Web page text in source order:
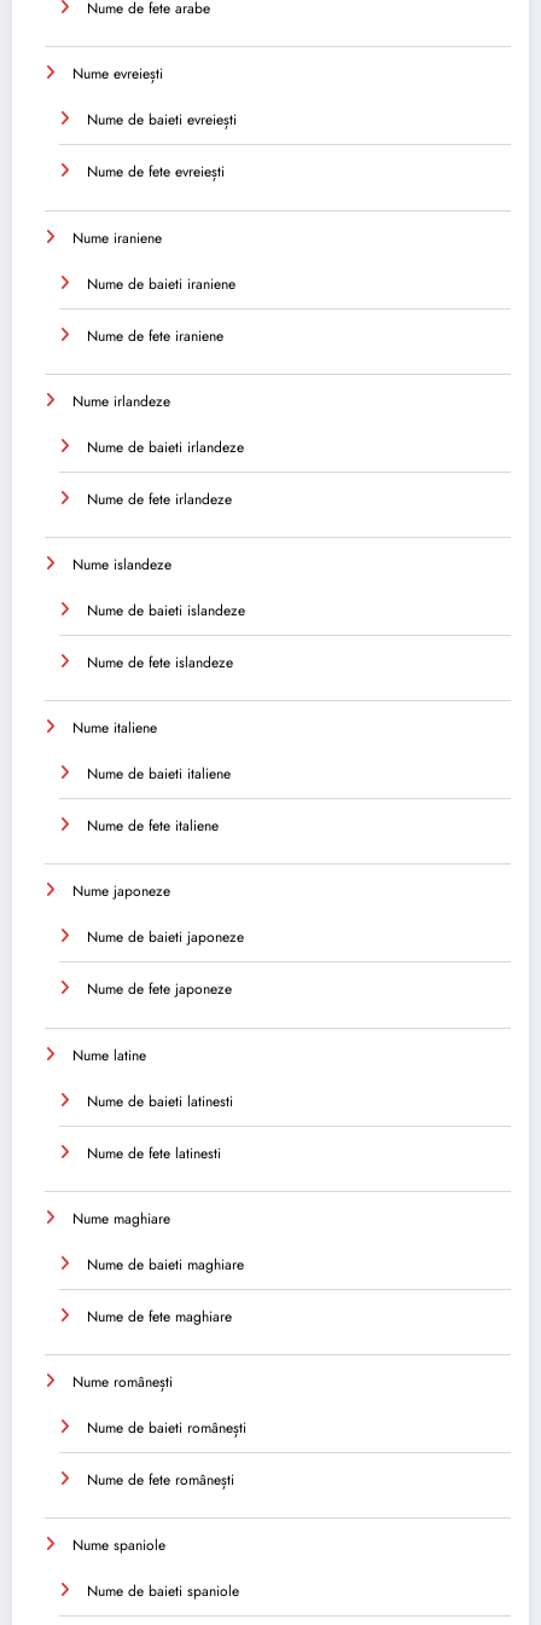
Nume de fete arabe
Nume evreiești
Nume de baieti evreiești
Nume de fete evreiești
Nume iraniene
Nume de baieti iraniene
Nume de fete iraniene
Nume irlandeze
Nume de baieti irlandeze
Nume de fete irlandeze
Nume islandeze
Nume de baieti islandeze
Nume de fete islandeze
Nume italiene
Nume de baieti italiene
Nume de fete italiene
Nume japoneze
Nume de baieti japoneze
Nume de fete japoneze
Nume latine
Nume de baieti latinesti
Nume de fete latinesti
Nume maghiare
Nume de baieti maghiare
Nume de fete maghiare
Nume românești
Nume de baieti românești
Nume de fete românești
Nume spaniole
Nume de baieti spaniole